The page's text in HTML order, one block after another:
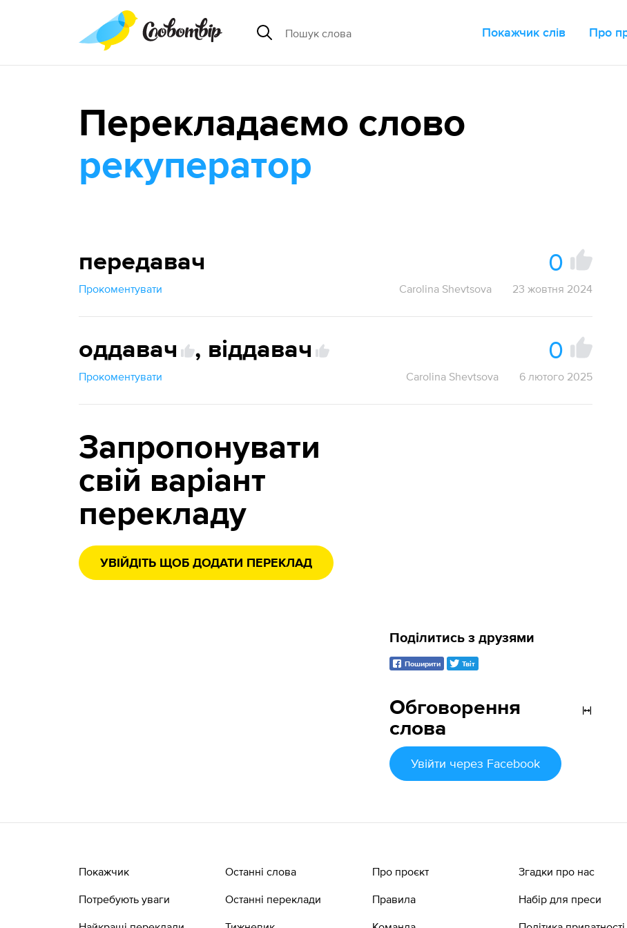
Покажчик слів Про
Перекладаємо слово
рекуператор
передавач 0
Прокоментувати Carolina Shevtsova 23 жовтня 2024
оддавач , віддавач 0
Прокоментувати Carolina Shevtsova 6 лютого 2025
Запропонувати
свій варіант
перекладу
УВІЙДІТЬ ЩОБ ДОДАТИ ПЕРЕКЛАД
Обговорення
слова
Увійти через Facebook
Поділитись з друзями
Поширити Твіт
Покажчик
Потребують уваги
Останні слова
Останні переклади
Про проєкт
Правила
Згадки про нас
Набір для преси